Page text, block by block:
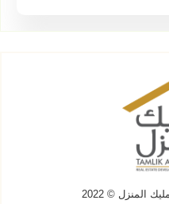
المنزل © 2022